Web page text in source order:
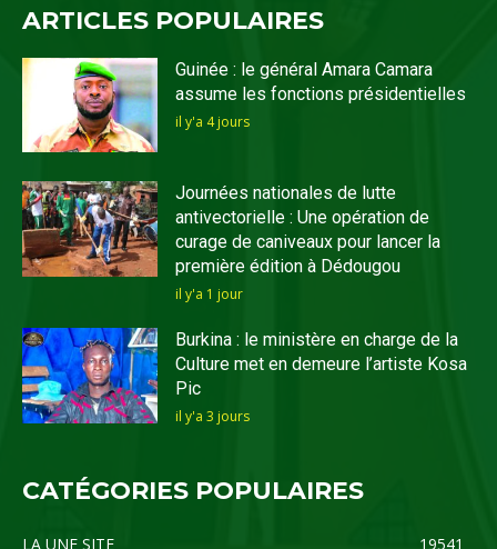
ARTICLES POPULAIRES
Guinée : le général Amara Camara
assume les fonctions présidentielles
il y'a 4 jours
Journées nationales de lutte
antivectorielle : Une opération de
curage de caniveaux pour lancer la
première édition à Dédougou
il y'a 1 jour
Burkina : le ministère en charge de la
Culture met en demeure l’artiste Kosa
Pic
il y'a 3 jours
CATÉGORIES POPULAIRES
LA UNE SITE
19541